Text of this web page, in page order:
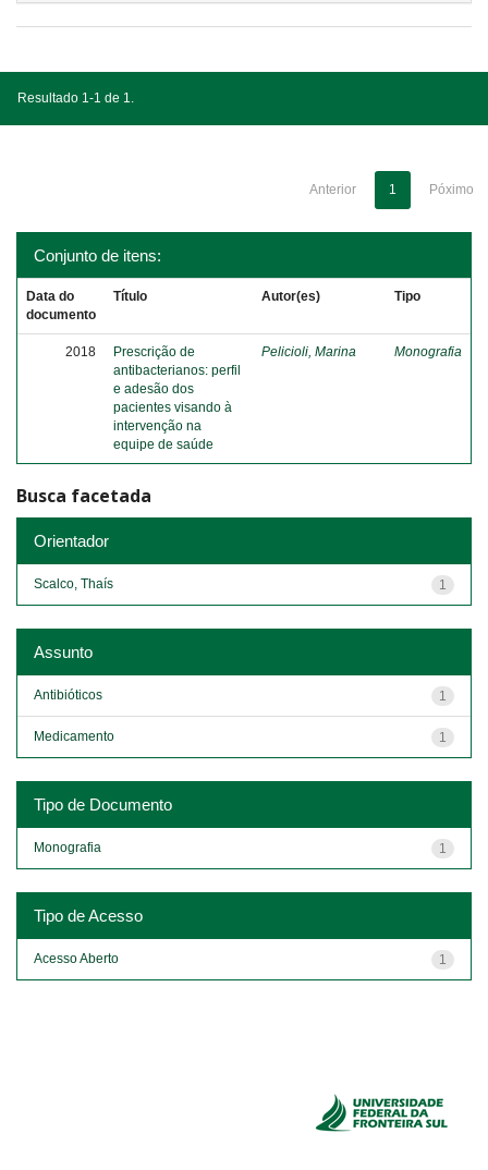
Resultado 1-1 de 1.
Anterior 1 Póximo
Conjunto de itens:
Data do
documento
Título Autor(es) Tipo
2018
Prescrição de
antibacterianos: perfil
e adesão dos
pacientes visando à
intervenção na
equipe de saúde
Pelicioli, Marina Monografia
Busca facetada
Orientador
1
Scalco, Thaís
Assunto
1
Antibióticos
1
Medicamento
Tipo de Documento
1
Monografia
Tipo de Acesso
1
Acesso Aberto